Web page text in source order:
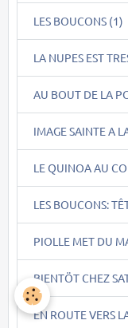
LES BOUCONS (1)
LA NUPES EST
AU BOUT DE LA
IMAGE SAINTE A
LE QUINOA AU
LES BOUCONS:
PIOLLE MET DU
BIENTÖT CHEZ
EN ROUTE VERS